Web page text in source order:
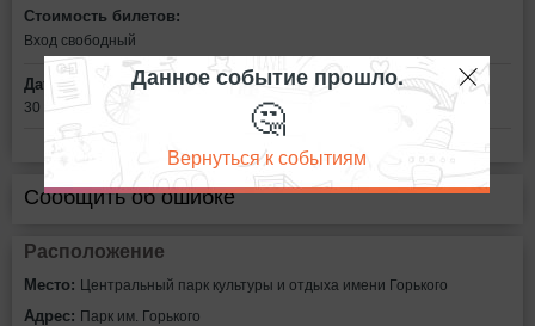
Стоимость билетов:
Вход свободный
Дата:
30 июня в 18:00
Сообщить об ошибке
Расположение
Место: Центральный парк культуры и отдыха имени Горького
Адрес: Парк им. Горького
Данное событие прошло.
🤔
Вернуться к событиям